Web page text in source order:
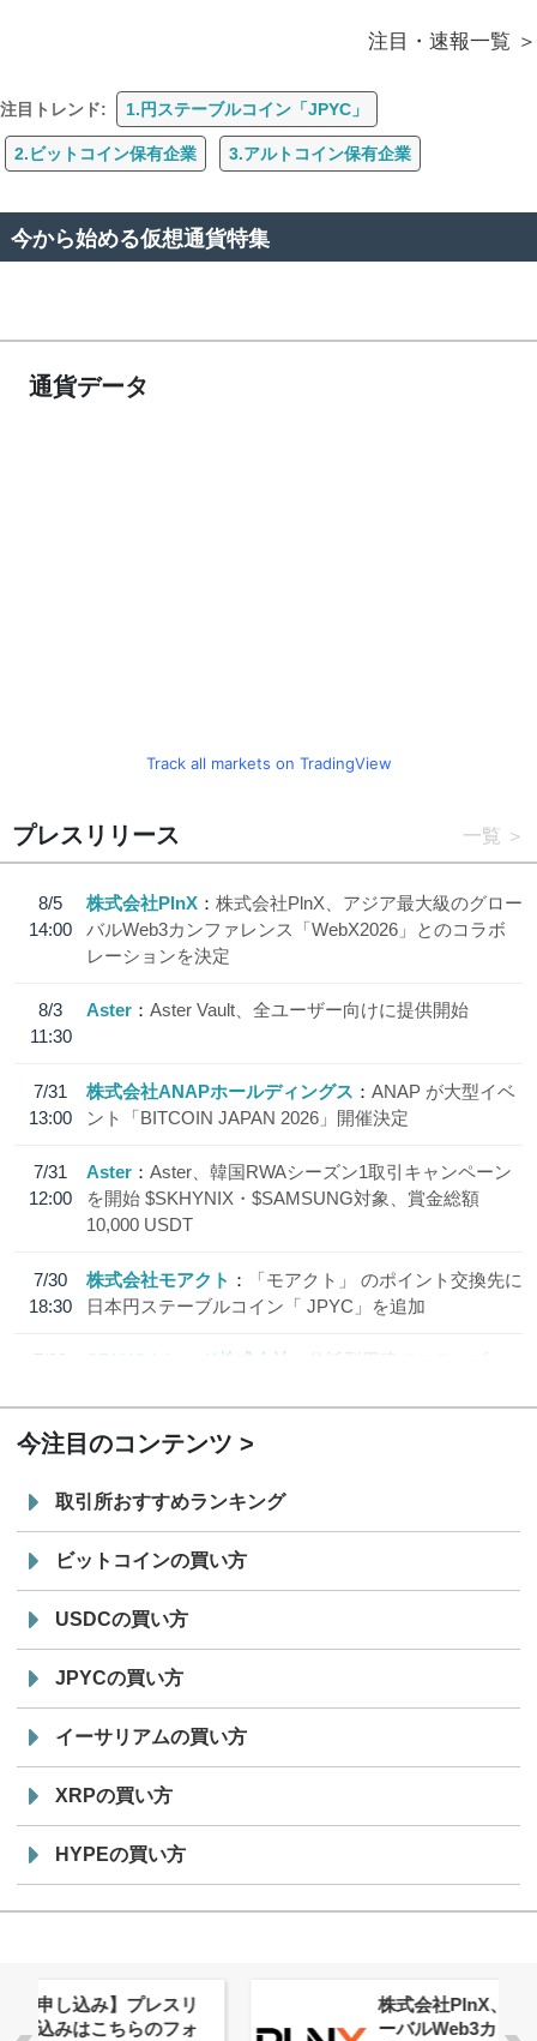
注目・速報一覧
注目トレンド: 1.円ステーブルコイン「JPYC」
2.ビットコイン保有企業 3.アルトコイン保有企業
今から始める仮想通貨特集
通貨データ
Track all markets on TradingView
プレスリリース 一覧
8/5
14:00
株式会社PlnX
株式会社PlnX、アジア最大級のグロー
バルWeb3カンファレンス「WebX2026」とのコラボ
レーションを決定
8/3
11:30
Aster Aster Vault、全ユーザー向けに提供開始
7/31
13:00
株式会社ANAPホールディングス
ANAP が大型イベ
ント「BITCOIN JAPAN 2026」開催決定
7/31
12:00
Aster
Aster、韓国RWAシーズン1取引キャンペーン
を開始 $SKHYNIX・$SAMSUNG対象、賞金総額
10,000 USDT
7/30
18:30
株式会社モアクト
「モアクト」 のポイント交換先に
日本円ステーブルコイン「 JPYC」を追加
7/29
SBI VCトレード株式会社
信託型円建てステーブル
今注目のコンテンツ
取引所おすすめランキング
ビットコインの買い方
USDCの買い方
JPYCの買い方
イーサリアムの買い方
XRPの買い方
HYPEの買い方
株式会社PlnX、アジア最大級のグロ
ーバルWeb3カンファレンス